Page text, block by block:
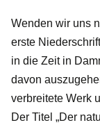
Wenden wir uns
erste
in die Zeit in
davon
verbreitete Werk
Der Titel „Der